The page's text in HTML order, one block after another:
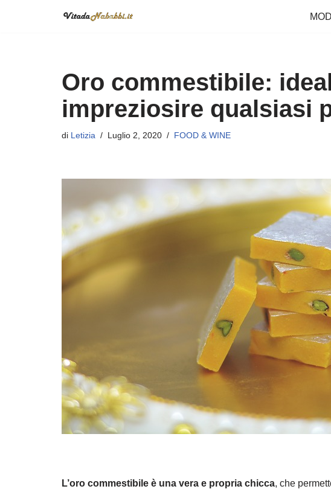
Oro commestibile:
impreziosire qualsiasi
di Letizia Luglio 2, 2020 FOOD & WINE
L’oro commestibile è una vera e propria chicca, che